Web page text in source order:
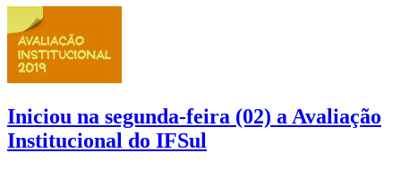
Iniciou na segunda-feira (02) a Avaliação
Institucional do IFSul